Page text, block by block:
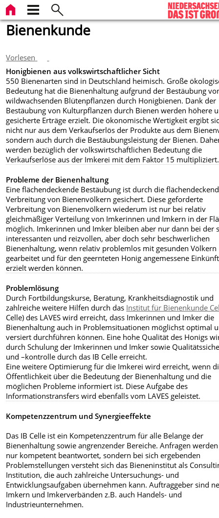
Bienenkunde
Vorlesen
Honigbienen aus volkswirtschaftlicher Sicht
550 Bienenarten sind in Deutschland heimisch. Große
Bedeutung hat die Bienenhaltung aufgrund der Bestäubung
wildwachsenden Blütenpflanzen durch Honigbienen. Dank der
Bestäubung von Kulturpflanzen durch Bienen werden höhere
gesicherte Erträge erzielt. Die ökonomische Wertigkeit ergibt
nicht nur aus dem Verkaufserlös der Produkte aus dem
sondern auch durch die Bestäubungsleistung der Bienen.
werden bezüglich der volkswirtschaftlichen Bedeutung die
Verkaufserlöse aus der Imkerei mit dem Faktor 15 multipliziert.
Probleme der Bienenhaltung
Eine flächendeckende Bestäubung ist durch die
Verbreitung von Bienenvölkern gesichert. Diese geforderte
Verbreitung von Bienenvölkern wiederum ist nur bei relativ
gleichmäßiger Verteilung von Imkerinnen und Imkern in der
möglich. Imkerinnen und Imker bleiben aber nur dann bei der
interessanten und reizvollen, aber doch sehr beschwerlichen
Bienenhaltung, wenn relativ problemlos mit gesunden Völkern
gearbeitet und für den geernteten Honig angemessene
erzielt werden können.
Problemlösung
Durch Fortbildungskurse, Beratung, Krankheitsdiagnostik und
zahlreiche weitere Hilfen durch das Institut für Bienenkunde
Celle) des LAVES wird erreicht, dass Imkerinnen und Imker die
Bienenhaltung auch in Problemsituationen möglichst optimal
versiert durchführen können. Eine hohe Qualität des Honigs
durch Schulung der Imkerinnen und Imker sowie
und –kontrolle durch das IB Celle erreicht.
Eine weitere Optimierung für die Imkerei wird erreicht, wenn
Öffentlichkeit über die Bedeutung der Bienenhaltung und die
möglichen Probleme informiert ist. Diese Aufgabe des
Informationstransfers wird ebenfalls vom LAVES geleistet.
Kompetenzzentrum und Synergieeffekte
Das IB Celle ist ein Kompetenzzentrum für alle Belange der
Bienenhaltung sowie angrenzender Bereiche. Anfragen
nur kompetent beantwortet, sondern bei sich ergebenden
Problemstellungen versteht sich das Bieneninstitut als
Institution, die auch zahlreiche Untersuchungs- und
Entwicklungsaufgaben übernehmen kann. Auftraggeber sind
Imkern und Imkerverbänden z.B. auch Handels- und
Industrieunternehmen.